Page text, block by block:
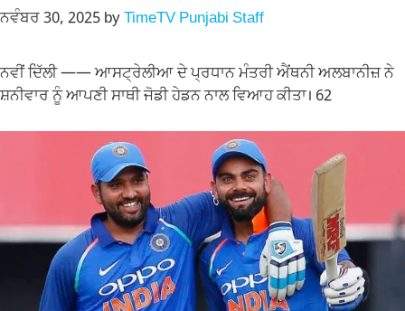
ਨਵੰਬਰ 30, 2025 byTimeTV Punjabi Staff
ਨਵੀਂ ਦਿੱਲੀ —— ਆਸਟ੍ਰੇਲੀਆ ਦੇ ਪ੍ਰਧਾਨ ਮੰਤਰੀ ਐਂਥਨੀ ਅਲਬਾਨੀਜ਼ ਨੇ
ਸ਼ਨੀਵਾਰ ਨੂੰ ਆਪਣੀ ਸਾਥੀ ਜੋਡੀ ਹੇਡਨ ਨਾਲ ਵਿਆਹ ਕੀਤਾ। 62